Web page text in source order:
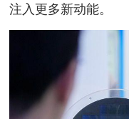
注入更多新动能。